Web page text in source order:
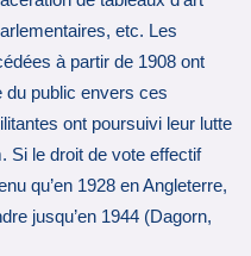
etc. Les
à partir de 1908 ont
public envers ces
ont poursuivi leur lutte
Si le droit de vote effectif
qu’en 1928 en Angleterre,
jusqu’en 1944 (Dagorn,